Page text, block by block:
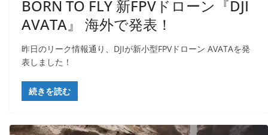
BORN TO FLY 新FPVドローン『DJI
AVATA』 海外で発表！
昨日のリーク情報通り、DJIが新小型FPVドローン AVATAを発
表しました！
続きを読む